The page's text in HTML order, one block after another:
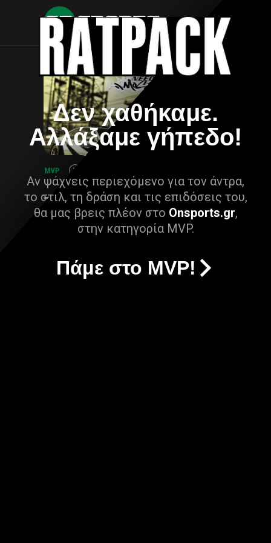
Δεν χαθήκαμε.
Αλλάξαμε γήπεδο!
Αν ψάχνεις περιεχόμενο για τον άντρα,
το στιλ, τη δράση και τις επιδόσεις του,
θα μας βρεις πλέον στο Onsports.gr,
στην κατηγορία MVP.
Πάμε στο MVP!